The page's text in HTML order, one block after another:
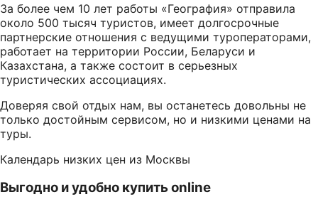
За более чем 10 лет работы «География» отправила
около 500 тысяч туристов, имеет долгосрочные
партнерские отношения с ведущими туроператорами,
работает на территории России, Беларуси и
Казахстана, а также состоит в серьезных
туристических ассоциациях.
Доверяя свой отдых нам, вы останетесь довольны не
только достойным сервисом, но и низкими ценами на
туры.
Календарь низких цен из Москвы
Выгодно и удобно купить online